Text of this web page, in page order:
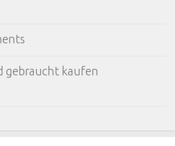
gebraucht kaufen